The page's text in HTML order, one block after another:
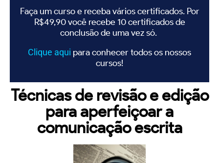
Faça um curso e receba vários certificados. Por
R$49,90 você recebe 10 certificados de
conclusão de uma vez só.
Clique aqui para conhecer todos os nossos
cursos!
Técnicas de revisão e edição
para aperfeiçoar a
comunicação escrita